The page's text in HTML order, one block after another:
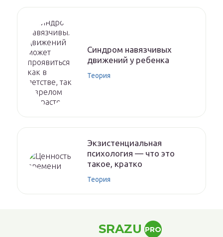
Синдром навязчивых
движений у ребенка
Теория
Экзистенциальная
психология — что это
такое, кратко
Теория
SRAZU PRO